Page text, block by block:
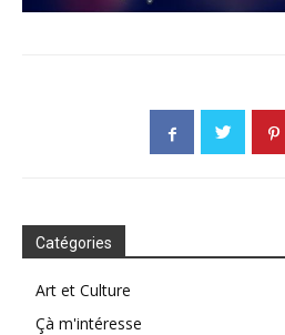
Catégories
Art et Culture
Çà m'intéresse